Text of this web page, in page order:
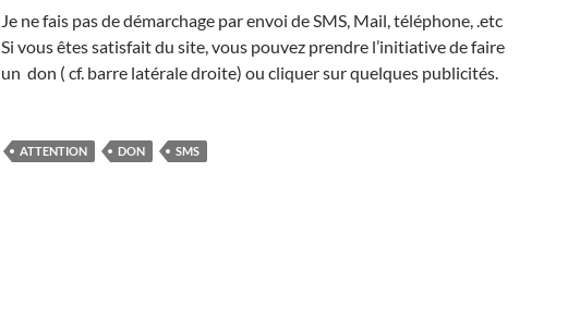
Je ne fais pas de démarchage par envoi de SMS, Mail, téléphone, .etc
Si vous êtes satisfait du site, vous pouvez prendre l’initiative de faire
un don ( cf. barre latérale droite) ou cliquer sur quelques publicités.
ATTENTION DON SMS